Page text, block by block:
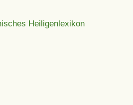
Heiligenlexikon